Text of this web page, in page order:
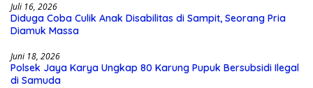
Juli 16, 2026
Diduga Coba Culik Anak Disabilitas di Sampit, Seorang Pria
Diamuk Massa
Juni 18, 2026
Polsek Jaya Karya Ungkap 80 Karung Pupuk Bersubsidi Ilegal
di Samuda